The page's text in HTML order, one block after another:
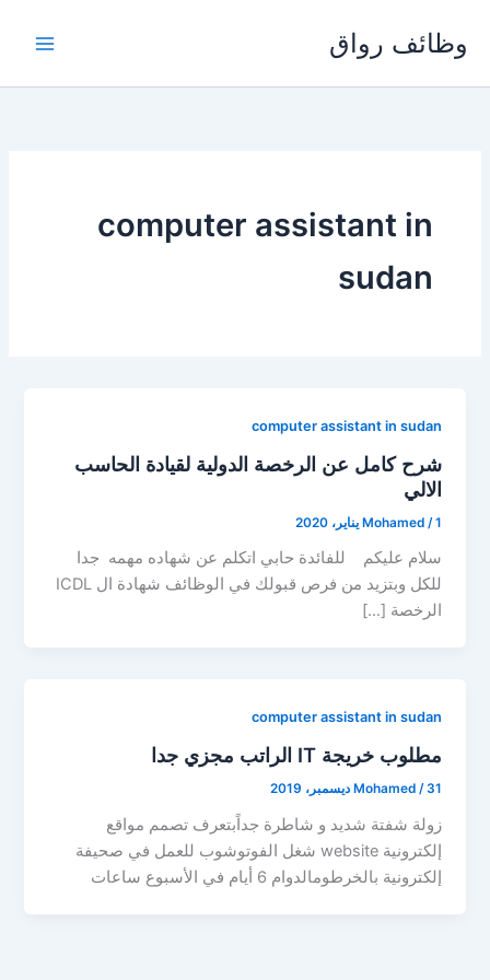
المحتوى
وظائف رواق
computer assistant in
sudan
computer assistant in sudan
شرح كامل عن الرخصة الدولية لقيادة الحاسب
الالي
Mohamed /1 يناير، 2020
سلام عليكم للفائدة حابي اتكلم عن شهاده مهمه جدا
للكل وبتزيد من فرص قبولك في الوظائف شهادة ال ICDL
الرخصة […]
computer assistant in sudan
مطلوب خريجة IT الراتب مجزي جدا
Mohamed /31 ديسمبر، 2019
زولة شفتة شديد و شاطرة جداًبتعرف تصمم مواقع
إلكترونية website شغل الفوتوشوب للعمل في صحيفة
إلكترونية بالخرطومالدوام 6 أيام في الأسبوع ساعات